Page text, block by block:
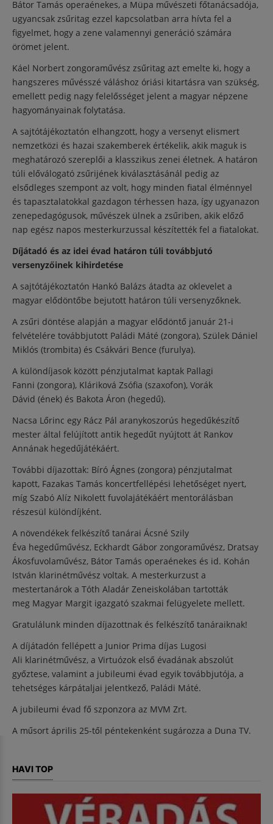
Bátor Tamás operaénekes, a Müpa művészeti főtanácsadója,
ugyancsak zsűritag ezzel kapcsolatban arra hívta fel a
figyelmet, hogy a zene valamennyi generáció számára
örömet jelent.
Káel Norbert zongoraművész zsűritag azt emelte ki, hogy a
hangszeres művésszé váláshoz óriási kitartásra van szükség,
emellett pedig nagy felelősséget jelent a magyar népzene
hagyományainak folytatása.
A sajtótájékoztatón elhangzott, hogy a versenyt elismert
nemzetközi és hazai szakemberek értékelik, akik maguk is
meghatározó szereplői a klasszikus zenei életnek. A határon
túli előválogató zsűrijének kiválasztásánál pedig az
elsődleges szempont az volt, hogy minden fiatal élménnyel
és tapasztalatokkal gazdagon térhessen haza, így ugyanazon
zenepedagógusok, művészek ülnek a zsűriben, akik előző
nap egész napos mesterkurzussal készítették fel a fiatalokat.
Díjátadó és az idei évad határon túli továbbjutó
versenyzőinek kihirdetése
A sajtótájékoztatón Hankó Balázs átadta az oklevelet a
magyar elődöntőbe bejutott határon túli versenyzőknek.
A zsűri döntése alapján a magyar elődöntő január 21-i
felvételére továbbjutott Paládi Máté (zongora), Szülek Dániel
Miklós (trombita) és Csákvári Bence (furulya).
A különdíjasok között pénzjutalmat kaptak Pallagi
Fanni (zongora), Kláriková Zsófia (szaxofon), Vorák
Dávid (ének) és Bakota Áron (hegedű).
Nacsa Lőrinc egy Rácz Pál aranykoszorús hegedűkészítő
mester által felújított antik hegedűt nyújtott át Rankov
Annának hegedűjátékáért.
További díjazottak: Bíró Ágnes (zongora) pénzjutalmat
kapott, Fazakas Tamás koncertfellépési lehetőséget nyert,
míg Szabó Alíz Nikolett fuvolajátékáért mentorálásban
részesül különdíjként.
A növendékek felkészítő tanárai Ácsné Szily
Éva hegedűművész, Eckhardt Gábor zongoraművész, Dratsay
Ákosfuvolaművész, Bátor Tamás operaénekes és id. Kohán
István klarinétművész voltak. A mesterkurzust a
mestertanárok a Tóth Aladár Zeneiskolában tartották
meg Magyar Margit igazgató szakmai felügyelete mellett.
Gratulálunk minden díjazottnak és felkészítő tanáraiknak!
A díjátadón fellépett a Junior Prima díjas Lugosi
Ali klarinétművész, a Virtuózok első évadának abszolút
győztese, valamint a jubileumi évad egyik továbbjutója, a
tehetséges kárpátaljai jelentkező, Paládi Máté.
A jubileumi évad fő szponzora az MVM Zrt.
A műsort április 25-től péntekenként sugározza a Duna TV.
HAVI TOP